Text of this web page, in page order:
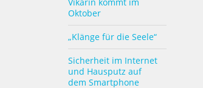
Oktober
„Klänge für die Seele“
Sicherheit im Internet
und Hausputz auf
dem Smartphone